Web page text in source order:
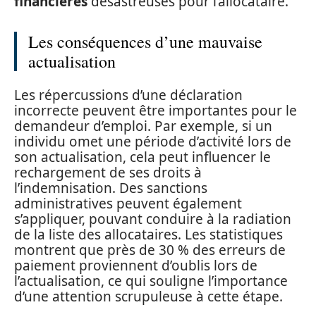
Les conséquences d’une mauvaise
actualisation
Les répercussions d’une déclaration
incorrecte peuvent être importantes pour le
demandeur d’emploi. Par exemple, si un
individu omet une période d’activité lors de
son actualisation, cela peut influencer le
rechargement de ses droits à
l’indemnisation. Des sanctions
administratives peuvent également
s’appliquer, pouvant conduire à la radiation
de la liste des allocataires. Les statistiques
montrent que près de 30 % des erreurs de
paiement proviennent d’oublis lors de
l’actualisation, ce qui souligne l’importance
d’une attention scrupuleuse à cette étape.